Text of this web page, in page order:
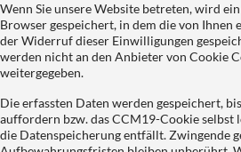
Wenn Sie unsere Website betreten, wird
Browser gespeichert, in dem die von
der Widerruf dieser Einwilligungen
werden nicht an den Anbieter von Cookie
weitergegeben.
Die erfassten Daten werden gespeichert,
auffordern bzw. das CCM19-Cookie selbst
die Datenspeicherung entfällt. Zwingende